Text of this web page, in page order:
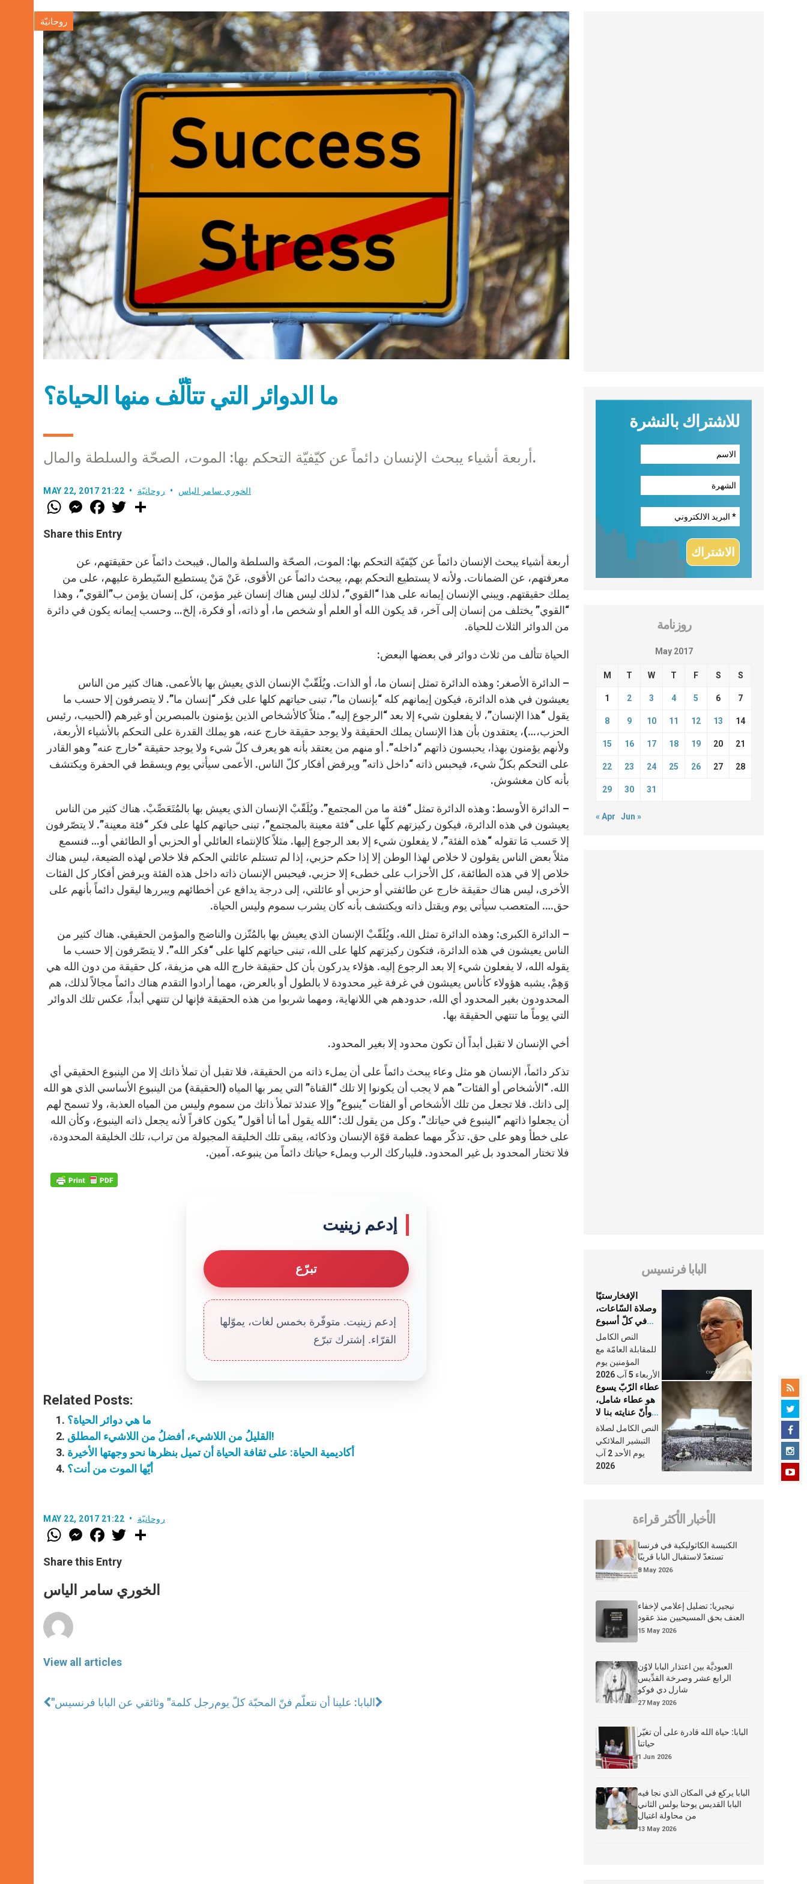
روحانيّة
ما الدوائر التي تتألّف منها الحياة؟
أربعة أشياء يبحث الإنسان دائماً عن كيّفيّة التحكم بها: الموت، الصحّة والسلطة والمال.
MAY 22, 2017 21:22 الخوري سامر الياس روحانيّة
W
h
t
s
M
e
s
e
g
e
r
F
a
e
b
o
k
w
r
Share this Entry
أربعة أشياء يبحث الإنسان دائماً عن كيّفيّة التحكم بها: الموت، الصحّة والسلطة والمال. فيبحث دائماً عن حقيقتهم، عن
معرفتهم، عن الضمانات. ولأنه لا يستطيع التحكم بهم، يبحث دائماً عن الأقوى، عَنْ مَنْ يستطيع السّيطرة عليهم، على من
يملك حقيقتهم. ويبني الإنسان إيمانه على هذا “القوي”، لذلك ليس هناك إنسان غير مؤمن، كل إنسان يؤمن ب”القوي”، وهذا
“القوي” يختلف من إنسان إلى آخر، قد يكون الله أو العلم أو شخص ما، أو ذاته، أو فكرة، إلخ… وحسب إيمانه يكون في دائرة
من الدوائر الثلاث للحياة.
الحياة تتألف من ثلاث دوائر في بعضها البعض:
– الدائرة الأصغر: وهذه الدائرة تمثل إنسان ما، أو الذات. ويُلَقّبْ الإنسان الذي يعيش بها بالأعمى. هناك كثير من الناس
يعيشون في هذه الدائرة، فيكون إيمانهم كله “بإنسان ما”، تبنى حياتهم كلها على فكر “إنسان ما”. لا يتصرفون إلا حسب ما
يقول “هذا الإنسان”، لا يفعلون شيء إلا بعد “الرجوع إليه”. مثلاً كالأشخاص الذين يؤمنون بالمبصرين أو غيرهم (الحبيب، رئيس
الحزب،…)، يعتقدون بأن هذا الإنسان يملك الحقيقة ولا يوجد حقيقة خارج عنه، هو يملك القدرة على التحكم بالأشياء الأربعة،
ولأنهم يؤمنون بهذا، يحبسون ذاتهم “داخله”. أو منهم من يعتقد بأنه هو يعرف كلّ شيء ولا يوجد حقيقة “خارج عنه” وهو القادر
على التحكم بكلّ شيء، فيحبس ذاته “داخل ذاته” ويرفض أفكار كلّ الناس. الأعمى سيأتي يوم ويسقط في الحفرة ويكتشف
بأنه كان مغشوش.
– الدائرة الأوسط: وهذه الدائرة تمثل “فئة ما من المجتمع”. ويُلَقّبْ الإنسان الذي يعيش بها بالمُتَعَصِّبْ. هناك كثير من الناس
يعيشون في هذه الدائرة، فيكون ركيزتهم كلّها على “فئة معينة بالمجتمع”، تبنى حياتهم كلها على فكر “فئة معينة”. لا يتصّرفون
إلا حَسب مَا تقوله “هذه الفئة”، لا يفعلون شيء إلا بعد الرجوع إليها. مثلاً كالإنتماء العائلي أو الحزبي أو الطائفي أو… فنسمع
مثلاً بعض الناس يقولون لا خلاص لهذا الوطن إلا إذا حكم حزبي، إذا لم تستلم عائلتي الحكم فلا خلاص لهذه الضيعة، ليس هناك
خلاص إلا في هذه الطائفة، كل الأحزاب على خطىء إلا حزبي. فيحبس الإنسان ذاته داخل هذه الفئة ويرفض أفكار كل الفئات
الأخرى، ليس هناك حقيقة خارج عن طائفتي أو حزبي أو عائلتي، إلى درجة يدافع عن أخطائهم ويبررها ليقول دائماً بأنهم على
حق…. المتعصب سيأتي يوم ويقتل ذاته ويكتشف بأنه كان يشرب سموم وليس الحياة.
– الدائرة الكبرى: وهذه الدائرة تمثل الله. ويُلَقّبْ الإنسان الذي يعيش بها بالمُتّزن والناضج والمؤمن الحقيقي. هناك كثير من
الناس يعيشون في هذه الدائرة، فتكون ركيزتهم كلها على الله، تبنى حياتهم كلها على “فكر الله”. لا يتصّرفون إلا حسب ما
يقوله الله، لا يفعلون شيء إلا بعد الرجوع إليه. هؤلاء يدركون بأن كل حقيقة خارج الله هي مزيفة، كل حقيقة من دون الله هي
وَهِمْ. يشبه هؤولاء كأناس يعيشون في غرفة غير محدودة لا بالطول أو بالعرض، مهما أرادوا التقدم هناك دائماً مجالاً لذلك، هم
المحدودون بغير المحدود أي الله، حدودهم هي اللانهاية، ومهما شربوا من هذه الحقيقة فإنها لن تتنهي أبداً، عكس تلك الدوائر
التي يوماً ما تنتهي الحقيقة بها.
أخي الإنسان لا تقبل أبداً أن تكون محدود إلا بغير المحدود.
تذكر دائماً، الإنسان هو مثل وعاء يبحث دائماً على أن يملء ذاته من الحقيقة، فلا تقبل أن تملأ ذاتك إلا من الينبوع الحقيقي أي
الله. “الأشخاص أو الفئات” هم لا يجب أن يكونوا إلا تلك “القناة” التي يمر بها المياه (الحقيقة) من الينبوع الأساسي الذي هو الله
إلى ذاتك. فلا تجعل من تلك الأشخاص أو الفئات “ينبوع” وإلا عندئذ تملأ ذاتك من سموم وليس من المياه العذبة، ولا تسمح لهم
أن يجعلوا ذاتهم “الينبوع في حياتك”. وكل من يقول لك: “الله يقول أما أنا أقول” يكون كافراً لأنه يجعل ذاته الينبوع، وكأن الله
على خطأ وهو على حق. تذكّر مهما عظمة قوّة الإنسان وذكائه، يبقى تلك الخليقة المجبولة من تراب، تلك الخليقة المحدودة،
فلا تختار المحدود بل غير المحدود. فليباركك الرب ويملء حياتك دائماً من ينبوعه. آمين.
إدعم زينيت
تبرّع
إدعم زينيت. متوفّرة بخمس لغات، يموّلها
القرّاء. إشترك تبرّع
Related Posts:
ما هي دوائر الحياة؟
القليلُ من اللاشيء، أفضلُ من اللاشيء المطلق!
أكاديمية الحياة: على ثقافة الحياة أن تميل بنظرها نحو وجهتها الأخيرة
أيّها الموت من أنت؟
MAY 22, 2017 21:22 روحانيّة
W
h
t
s
p
p
M
e
s
e
g
e
F
a
e
b
o
k
w
r
Share this Entry
الخوري سامر الياس
View all articles
"رجل كلمة" وثائقي عن البابا فرنسيسالبابا: علينا أن نتعلّم فنّ المحبّة كلّ يوم
للاشتراك بالنشرة
روزنامة
May 2017
M T W T F S S
1 2 3 4 5 6 7
8 9 10 11 12 13 14
15 16 17 18 19 20 21
22 23 24 25 26 27 28
29 30 31
« Apr Jun »
البابا فرنسيس
الإفخارستيّا
وصلاة السّاعات،
في كلّ أسبوع
وكلّ يوم، هما
النَّفَس في حياة
الكنيسة
النص الكامل
للمقابلة العامّة مع
المؤمنين يوم
الأربعاء 5 آب 2026
عطاء الرّبّ يسوع
هو عطاء شامل،
وأنّ عنايته بنا لا
تغيب عنّا أبدًا
النص الكامل لصلاة
التبشير الملائكي
يوم الأحد 2 آب
2026
الأخبار الأكثر قراءة
الكنيسة الكاثوليكية في فرنسا
تستعدّ لاستقبال البابا قريبًا
8 May 2026
نيجيريا: تضليل إعلامي لإخفاء
العنف بحق المسيحيين منذ عقود
15 May 2026
العبوديَّة بين اعتذار البابا لاوُن
الرابع عشر وصرخة القدِّيس
شارل دي فوكو
27 May 2026
البابا: حياة الله قادرة على أن تغيّر
حياتنا
1 Jun 2026
البابا يركع في المكان الذي نجا فيه
البابا القديس يوحنا بولس الثاني
من محاولة اغتيال
13 May 2026